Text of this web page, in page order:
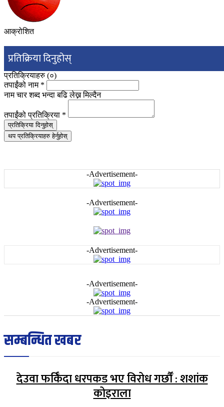
आक्रोशित
प्रतिक्रिया दिनुहोस्
प्रतिक्रियाहरु (०)
तपाईंको नाम *
नाम चार शब्द भन्दा बढि लेख्न मिल्दैन
तपाईंको प्रतिक्रिया *
प्रतिक्रिया दिनुहोस्
थप प्रतिक्रियाहरु हेर्नुहोस्
-Advertisement-
-Advertisement-
-Advertisement-
-Advertisement-
-Advertisement-
सम्बन्धित खबर
देउवा फर्किँदा धरपकड भए विरोध गर्छौँं : शशांक
कोइराला